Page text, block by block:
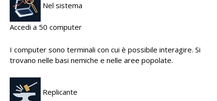
Nel sistema
Accedi a 50 computer
I computer sono terminali con cui è possibile interagire. Si
trovano nelle basi nemiche e nelle aree popolate.
Replicante